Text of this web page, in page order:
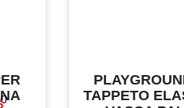
TAPPETO